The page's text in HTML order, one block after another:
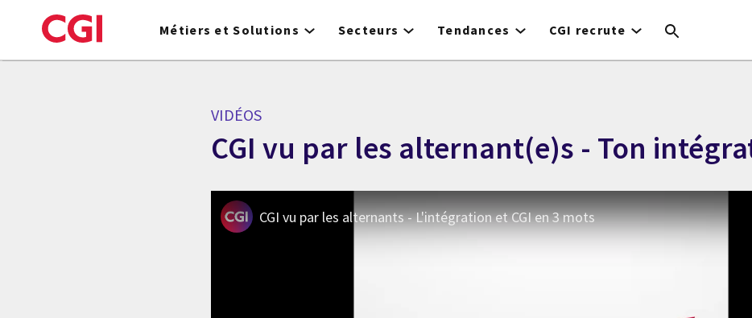
to
Métiers et Solutions Secteurs Tendances CGI recrute
VIDÉOS
CGI vu par les alternant(e)s - Ton
CGI vu par les alternants - L'intégration et CGI en 3 mots